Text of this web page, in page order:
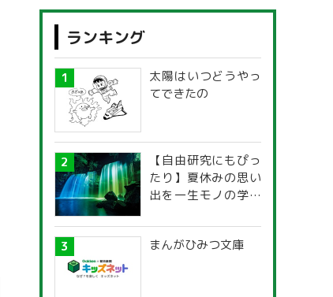
ランキング
太陽はいつどうやっ
てできたの
【自由研究にもぴっ
たり】夏休みの思い
出を一生モノの学び
探究ガイド
まんがひみつ文庫